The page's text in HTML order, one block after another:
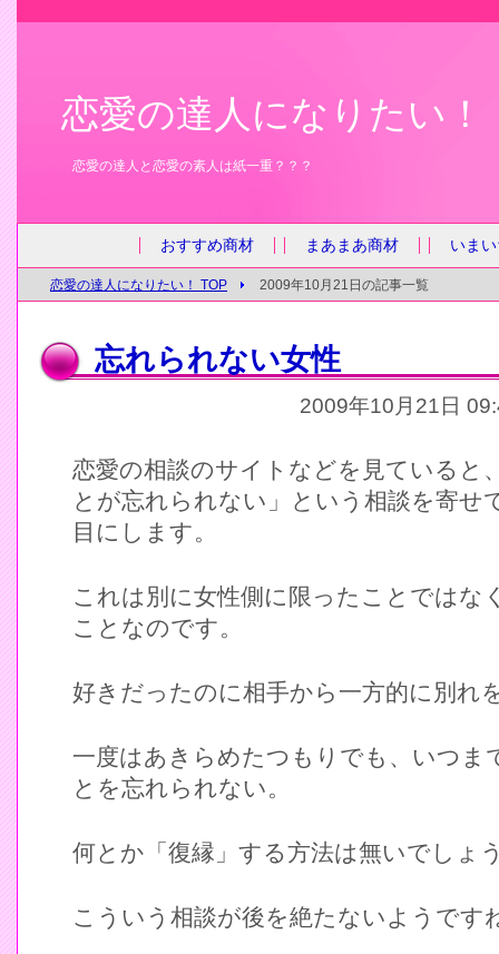
恋愛の達人になりたい！
恋愛の達人と恋愛の素人は紙一重？？？
おすすめ商材 まあまあ商材 いま
恋愛の達人になりたい！ TOP 2009年10月21日の記事一覧
忘れられない女性
2009年10月21日
恋愛の相談のサイトなどを見ていると
とが忘れられない」という相談を寄せ
目にします。
これは別に女性側に限ったことではな
ことなのです。
好きだったのに相手から一方的に別れ
一度はあきらめたつもりでも、いつま
とを忘れられない。
何とか「復縁」する方法は無いでしょ
こういう相談が後を絶たないようです